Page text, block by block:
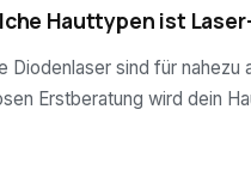
Hauttypen ist
Diodenlaser sind für
Erstberatung wird dein